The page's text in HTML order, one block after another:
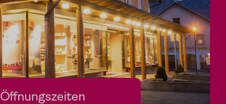
Öffnungszeiten